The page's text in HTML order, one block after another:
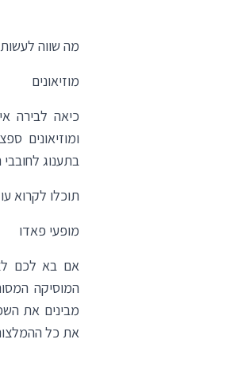
מה שווה
מוזיאונים
כיאה לבירה
ומוזיאונים
בתענוג
תוכלו לקרוא
מופעי פאדו
אם בא לכם
המוסיקה
מבינים את
את כל